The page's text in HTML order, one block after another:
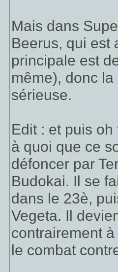
Mais dans
Beerus, qui est
principale est
même), donc
sérieuse.
Edit : et puis
à quoi que ce
défoncer par
Budokai. Il se
dans le 23è,
Vegeta. Il
contrairement
le combat